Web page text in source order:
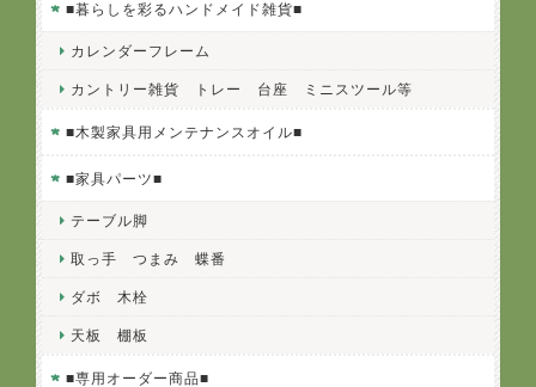
■暮らしを彩るハンドメイド雑貨■
カレンダーフレーム
カントリー雑貨 トレー 台座 ミニスツール等
■木製家具用メンテナンスオイル■
■家具パーツ■
テーブル脚
取っ手 つまみ 蝶番
ダボ 木栓
天板 棚板
■専用オーダー商品■